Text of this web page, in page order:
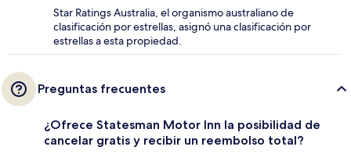
Star Ratings Australia, el organismo australiano de
clasificación por estrellas, asignó una clasificación por
estrellas a esta propiedad.
Preguntas frecuentes
¿Ofrece Statesman Motor Inn la posibilidad de
cancelar gratis y recibir un reembolso total?